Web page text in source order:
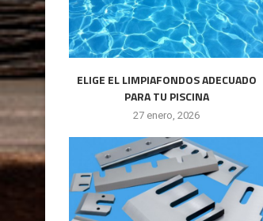
ELIGE EL LIMPIAFONDOS ADECUADO
PARA TU PISCINA
27 enero, 2026